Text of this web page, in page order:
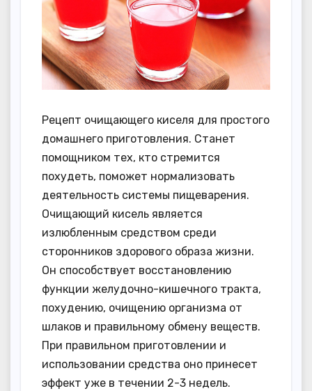
Рецепт очищающего киселя для простого
домашнего приготовления. Станет
помощником тех, кто стремится
похудеть, поможет нормализовать
деятельность системы пищеварения.
Очищающий кисель является
излюбленным средством среди
сторонников здорового образа жизни.
Он способствует восстановлению
функции желудочно-кишечного тракта,
похудению, очищению организма от
шлаков и правильному обмену веществ.
При правильном приготовлении и
использовании средства оно принесет
эффект уже в течении 2-3 недель.